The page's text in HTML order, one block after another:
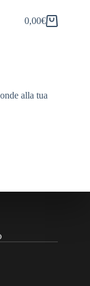
Carrello
0,00€
alla tua